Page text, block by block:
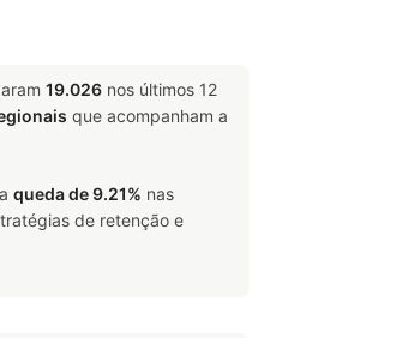
19.026 nos últimos 12
que acompanham a
queda de 9.21% nas
de retenção e